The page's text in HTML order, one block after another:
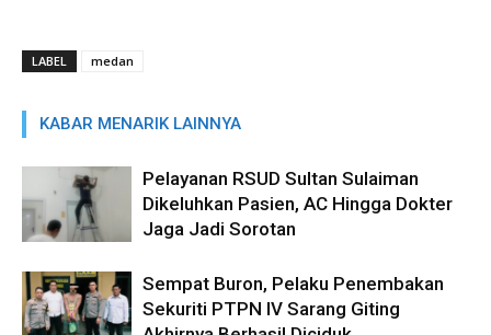
LABEL medan
KABAR MENARIK LAINNYA
Pelayanan RSUD Sultan Sulaiman
Dikeluhkan Pasien, AC Hingga Dokter
Jaga Jadi Sorotan
Sempat Buron, Pelaku Penembakan
Sekuriti PTPN IV Sarang Giting